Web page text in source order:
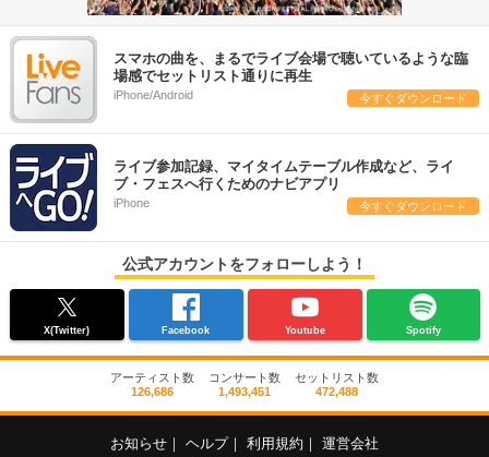
スマホの曲を、まるでライブ会場で聴いているような臨
場感でセットリスト通りに再生
iPhone/Android 今すぐダウンロード
ライブ参加記録、マイタイムテーブル作成など、ライ
ブ・フェスへ行くためのナビアプリ
iPhone 今すぐダウンロード
公式アカウントをフォローしよう！
X(Twitter) Facebook Youtube Spotify
アーティスト数
126,686
コンサート数
1,493,451
セットリスト数
472,488
お知らせ ヘルプ 利用規約 運営会社